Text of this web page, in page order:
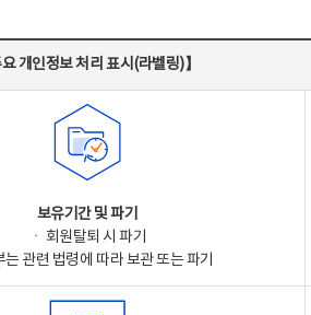
요 개인정보 처리 표시(라벨링)】
보유기간 및 파기
ㆍ 회원탈퇴 시 파기
는 관련 법령에 따라 보관 또는 파기